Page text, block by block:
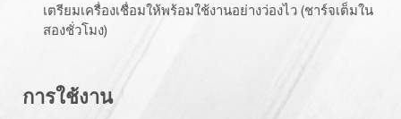
เตรียมเครื่องเชื่อมให้พร้อมใช้งานอย่างว่องไว (ชาร์จเต็มใน
สองชั่วโมง)
การใช้งาน